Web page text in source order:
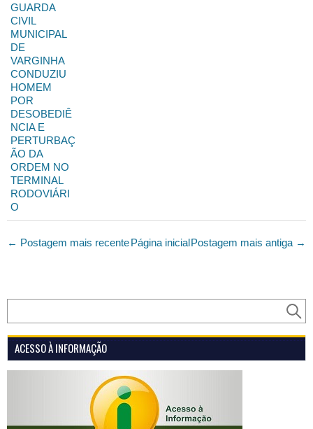
GUARDA
CIVIL
MUNICIPAL
DE
VARGINHA
CONDUZIU
HOMEM
POR
DESOBEDIÊ
NCIA E
PERTURBAÇ
ÃO DA
ORDEM NO
TERMINAL
RODOVIÁRI
O
← Postagem mais recente Postagem mais antiga →
Página inicial
ACESSO À INFORMAÇÃO